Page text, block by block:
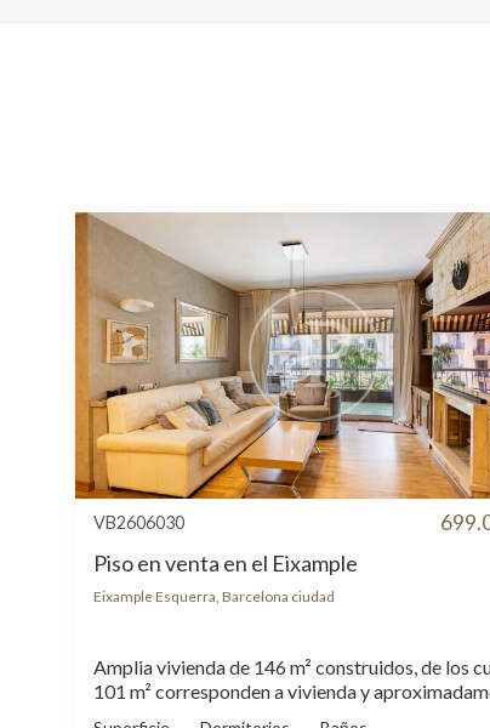
VB2606030
Piso en venta en el Eixample
Eixample Esquerra, Barcelona ciudad
Amplia vivienda de 146 m² construidos, de los
101 m² corresponden a vivienda y